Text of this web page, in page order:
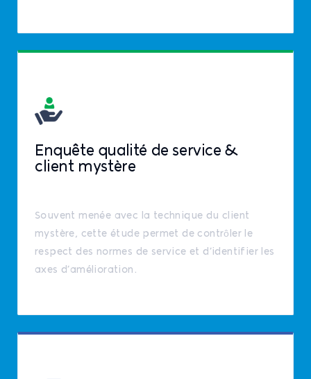
Enquête qualité de service &
client mystère
Souvent menée avec la technique du client
mystère, cette étude permet de contrôler le
respect des normes de service et d’identifier les
axes d’amélioration.